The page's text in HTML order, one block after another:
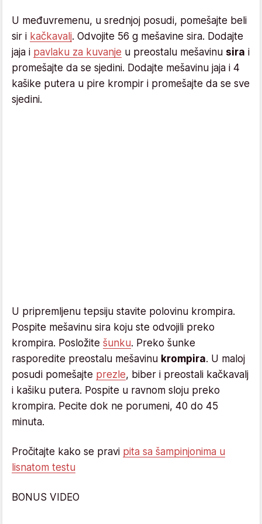
U međuvremenu, u srednjoj posudi, pomešajte beli
sir i kačkavalj. Odvojite 56 g mešavine sira. Dodajte
jaja i pavlaku za kuvanje u preostalu mešavinu sira i
promešajte da se sjedini. Dodajte mešavinu jaja i 4
kašike putera u pire krompir i promešajte da se sve
sjedini.
U pripremljenu tepsiju stavite polovinu krompira.
Pospite mešavinu sira koju ste odvojili preko
krompira. Posložite šunku. Preko šunke
rasporedite preostalu mešavinu krompira. U maloj
posudi pomešajte prezle, biber i preostali kačkavalj
i kašiku putera. Pospite u ravnom sloju preko
krompira. Pecite dok ne porumeni, 40 do 45
minuta.
Pročitajte kako se pravi pita sa šampinjonima u
lisnatom testu
BONUS VIDEO